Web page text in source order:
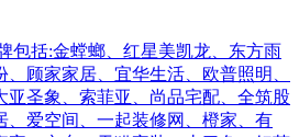
包括:金螳螂、红星美凯龙、东方雨
顾家家居、宜华生活、欧普照明、
亚圣象、索菲亚、尚品宅配、全筑股
、爱空间、一起装修网、橙家、有